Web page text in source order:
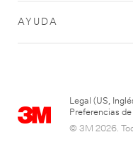
AYUDA
Legal (US,
Preferencias
© 3M 2026.